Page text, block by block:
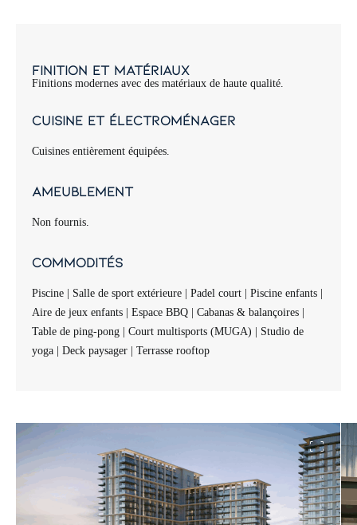
Finition et matériaux
Finitions modernes avec des matériaux de haute qualité.
Cuisine et électroménager
Cuisines entièrement équipées.
Ameublement
Non fournis.
Commodités
Piscine | Salle de sport extérieure | Padel court | Piscine enfants |
Aire de jeux enfants | Espace BBQ | Cabanas & balançoires |
Table de ping-pong | Court multisports (MUGA) | Studio de
yoga | Deck paysager | Terrasse rooftop